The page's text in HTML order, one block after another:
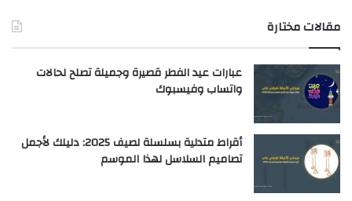
مقالات مختارة
عبارات عيد الفطر قصيرة وجميلة تصلح لحالات
واتساب وفيسبوك
أقراط متدلية بسلسلة لصيف 2025: دليلك لأجمل
تصاميم السلاسل لهذا الموسم